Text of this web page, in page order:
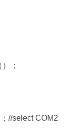
；
//select COM2